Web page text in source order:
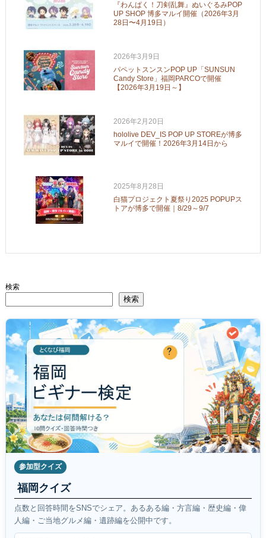
『わんぱく！刀剣乱舞』ぬいぐるみPOP
UP SHOP 博多マルイ開催（2026年3月
28日〜4月19日）
2026年3月9日
パペットスンスンPOP UP「SUNSUN
Candy Store」福岡PARCOで開催
【2026年3月19日～】
2026年2月20日
hololive DEV_IS POP UP STOREが博多
マルイで開催！2026年3月14日から
2025年8月28日
白猫プロジェクト夏祭り2025 POPUPス
トアが博多で開催｜8/29～9/7
検索
検索
参加型クイズ
福岡クイズ
点数と回答時間をSNSでシェア。あるある編・方言編・歴史編・偉
人編・ご当地グルメ編・遺跡編を公開中です。